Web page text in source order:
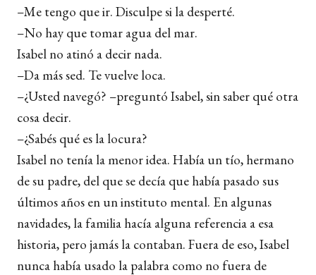
–Me tengo que ir. Disculpe si la desperté.
–No hay que tomar agua del mar.
Isabel no atinó a decir nada.
–Da más sed. Te vuelve loca.
–¿Usted navegó? –preguntó Isabel, sin saber qué otra
cosa decir.
–¿Sabés qué es la locura?
Isabel no tenía la menor idea. Había un tío, hermano
de su padre, del que se decía que había pasado sus
últimos años en un instituto mental. En algunas
navidades, la familia hacía alguna referencia a esa
historia, pero jamás la contaban. Fuera de eso, Isabel
nunca había usado la palabra como no fuera de